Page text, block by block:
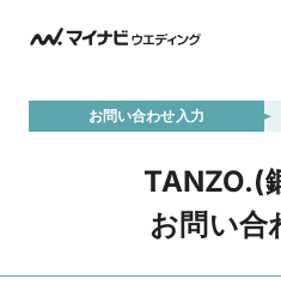
お問い合わせ入力
TANZO.(
お問い合